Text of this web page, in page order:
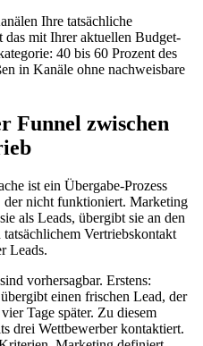
Ihre tatsächliche
mit Ihrer aktuellen Budget-
40 bis 60 Prozent des
in Kanäle ohne nachweisbare
Funnel zwischen
ist ein Übergabe-Prozess
nicht funktioniert. Marketing
als Leads, übergibt sie an den
Vertriebskontakt
Leads.
vorhersagbar. Erstens:
einen frischen Lead, der
Tage später. Zu diesem
drei Wettbewerber kontaktiert.